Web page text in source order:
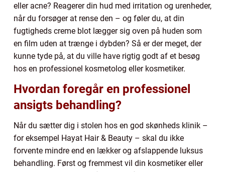
eller acne? Reagerer din hud med irritation og urenheder,
når du forsøger at rense den – og føler du, at din
fugtigheds creme blot lægger sig oven på huden som
en film uden at trænge i dybden? Så er der meget, der
kunne tyde på, at du ville have rigtig godt af et besøg
hos en professionel kosmetolog eller kosmetiker.
Hvordan foregår en professionel
ansigts behandling?
Når du sætter dig i stolen hos en god skønheds klinik –
for eksempel Hayat Hair & Beauty – skal du ikke
forvente mindre end en lækker og afslappende luksus
behandling. Først og fremmest vil din kosmetiker eller